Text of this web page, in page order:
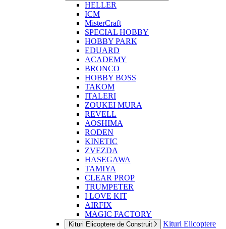
HELLER
ICM
MisterCraft
SPECIAL HOBBY
HOBBY PARK
EDUARD
ACADEMY
BRONCO
HOBBY BOSS
TAKOM
ITALERI
ZOUKEI MURA
REVELL
AOSHIMA
RODEN
KINETIC
ZVEZDA
HASEGAWA
TAMIYA
CLEAR PROP
TRUMPETER
I LOVE KIT
AIRFIX
MAGIC FACTORY
Kituri Elicoptere de Construit
Kituri Elicoptere